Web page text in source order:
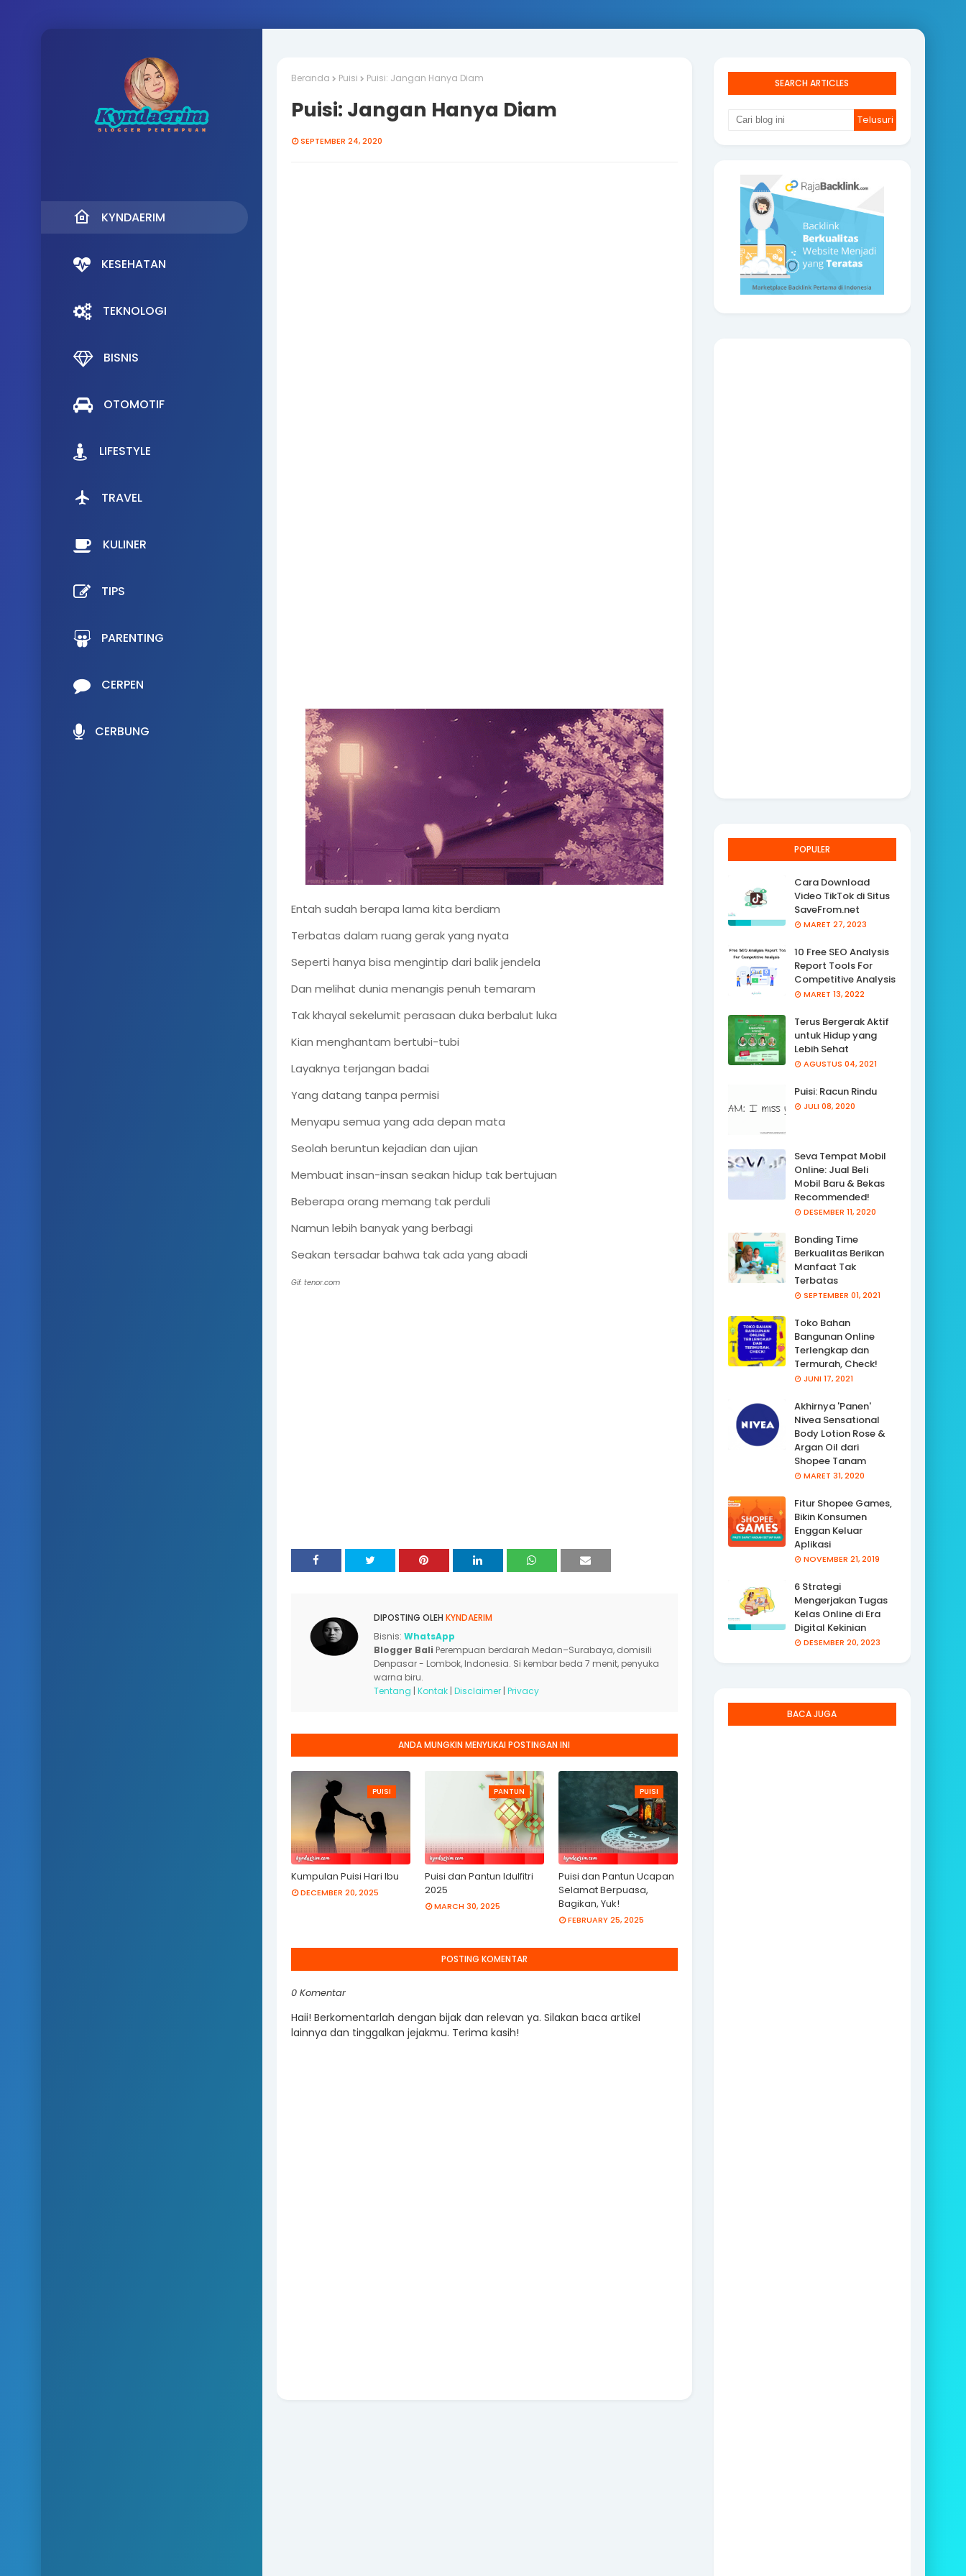
KYNDAERIM
KESEHATAN
TEKNOLOGI
BISNIS
OTOMOTIF
LIFESTYLE
TRAVEL
KULINER
TIPS
PARENTING
CERPEN
CERBUNG
Beranda Puisi Puisi: Jangan Hanya Diam
Puisi: Jangan Hanya Diam
SEPTEMBER 24, 2020
Entah sudah berapa lama kita berdiam
Terbatas dalam ruang gerak yang nyata
Seperti hanya bisa mengintip dari balik jendela
Dan melihat dunia menangis penuh temaram
Tak khayal sekelumit perasaan duka berbalut luka
Kian menghantam bertubi-tubi
Layaknya terjangan badai
Yang datang tanpa permisi
Menyapu semua yang ada depan mata
Seolah beruntun kejadian dan ujian
Membuat insan-insan seakan hidup tak bertujuan
Beberapa orang memang tak perduli
Namun lebih banyak yang berbagi
Seakan tersadar bahwa tak ada yang abadi
Gif: tenor.com
DIPOSTING OLEH KYNDAERIM
Bisnis: WhatsApp
Blogger Bali Perempuan berdarah Medan–Surabaya, domisili
Denpasar - Lombok, Indonesia. Si kembar beda 7 menit, penyuka
warna biru.
Tentang | Kontak| Disclaimer| Privacy
ANDA MUNGKIN MENYUKAI POSTINGAN INI
PUISI
Kumpulan Puisi Hari Ibu
DECEMBER 20, 2025
PANTUN
Puisi dan Pantun Idulfitri
2025
MARCH 30, 2025
PUISI
Puisi dan Pantun Ucapan
Selamat Berpuasa,
Bagikan, Yuk!
FEBRUARY 25, 2025
POSTING KOMENTAR
0 Komentar
Haii! Berkomentarlah dengan bijak dan relevan ya. Silakan baca artikel
lainnya dan tinggalkan jejakmu. Terima kasih!
SEARCH ARTICLES
POPULER
Cara Download
Video TikTok di Situs
SaveFrom.net
MARET 27, 2023
10 Free SEO Analysis
Report Tools For
Competitive Analysis
MARET 13, 2022
Terus Bergerak Aktif
untuk Hidup yang
Lebih Sehat
AGUSTUS 04, 2021
Puisi: Racun Rindu
JULI 08, 2020
Seva Tempat Mobil
Online: Jual Beli
Mobil Baru & Bekas
Recommended!
DESEMBER 11, 2020
Bonding Time
Berkualitas Berikan
Manfaat Tak
Terbatas
SEPTEMBER 01, 2021
Toko Bahan
Bangunan Online
Terlengkap dan
Termurah, Check!
JUNI 17, 2021
Akhirnya 'Panen'
Nivea Sensational
Body Lotion Rose &
Argan Oil dari
Shopee Tanam
MARET 31, 2020
Fitur Shopee Games,
Bikin Konsumen
Enggan Keluar
Aplikasi
NOVEMBER 21, 2019
6 Strategi
Mengerjakan Tugas
Kelas Online di Era
Digital Kekinian
DESEMBER 20, 2023
BACA JUGA